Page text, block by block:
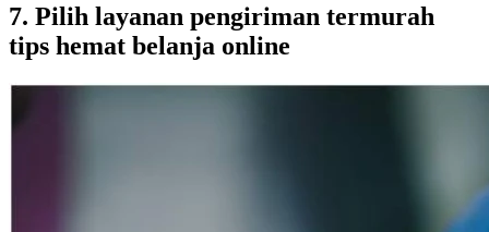
7. Pilih layanan pengiriman termurah
tips hemat belanja online